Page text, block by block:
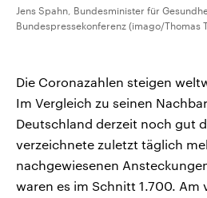
Jens Spahn, Bundesminister für
Bundespressekonferenz (imago/Thomas
Die Coronazahlen steigen
Im Vergleich zu seinen
Deutschland derzeit noch gut
verzeichnete zuletzt täglich
nachgewiesenen
waren es im Schnitt 1.700. Am